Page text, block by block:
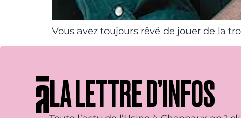
Vous avez toujours rêvé de jouer de la
LA LETTRE D’INFOS